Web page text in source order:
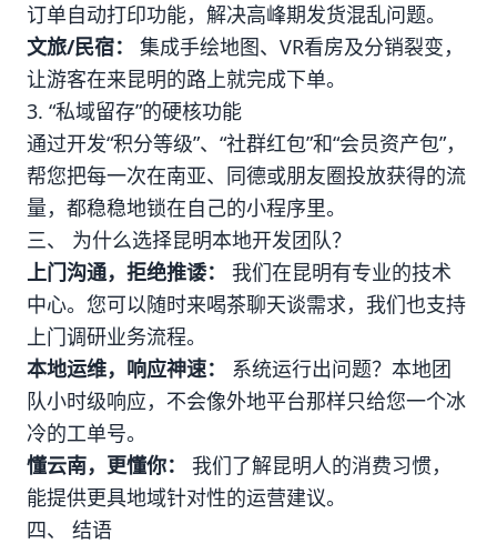
订单自动打印功能，解决高峰期发货混乱问题。
文旅/民宿：
集成手绘地图、VR看房及分销裂变，
让游客在来昆明的路上就完成下单。
3. “私域留存”的硬核功能
通过开发“积分等级”、“社群红包”和“会员资产包”，
帮您把每一次在南亚、同德或朋友圈投放获得的流
量，都稳稳地锁在自己的小程序里。
三、 为什么选择昆明本地开发团队？
上门沟通，拒绝推诿：
我们在昆明有专业的技术
中心。您可以随时来喝茶聊天谈需求，我们也支持
上门调研业务流程。
本地运维，响应神速：
系统运行出问题？本地团
队小时级响应，不会像外地平台那样只给您一个冰
冷的工单号。
懂云南，更懂你：
我们了解昆明人的消费习惯，
能提供更具地域针对性的运营建议。
四、 结语